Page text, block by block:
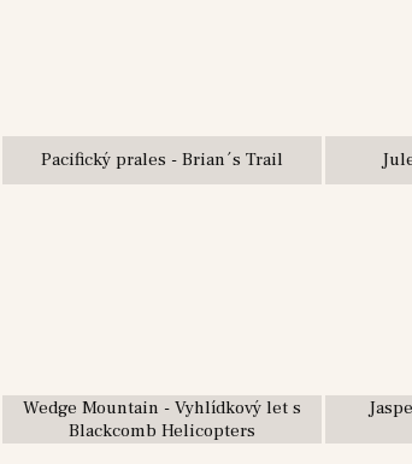
Pacifický prales - Brian´s Trail
Wedge Mountain - Vyhlídkový let s
Blackcomb Helicopters